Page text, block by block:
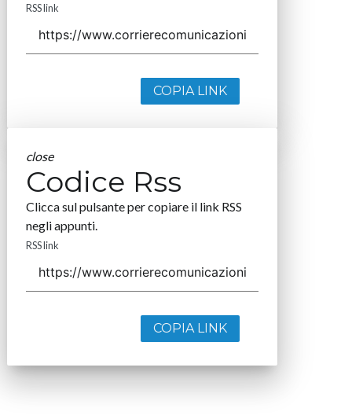
RSS link
COPIA LINK
close
Codice Rss
Clicca sul pulsante per copiare il link RSS
negli appunti.
RSS link
COPIA LINK